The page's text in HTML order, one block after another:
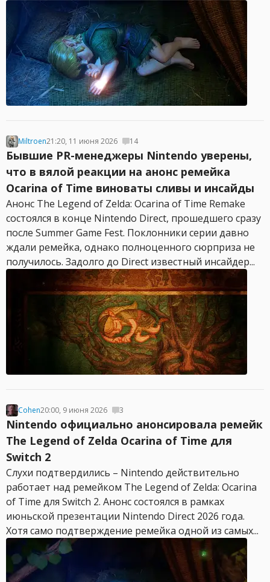
Miltroen21:20, 11 июня 2026 14
Бывшие PR-менеджеры Nintendo уверены,
что в вялой реакции на анонс ремейка
Ocarina of Time виноваты сливы и инсайды
Анонс The Legend of Zelda: Ocarina of Time Remake
состоялся в конце Nintendo Direct, прошедшего сразу
после Summer Game Fest. Поклонники серии давно
ждали ремейка, однако полноценного сюрприза не
получилось. Задолго до Direct известный инсайдер...
Cohen20:00, 9 июня 2026 3
Nintendo официально анонсировала ремейк
The Legend of Zelda Ocarina of Time для
Switch 2
Слухи подтвердились – Nintendo действительно
работает над ремейком The Legend of Zelda: Ocarina
of Time для Switch 2. Анонс состоялся в рамках
июньской презентации Nintendo Direct 2026 года.
Хотя само подтверждение ремейка одной из самых...